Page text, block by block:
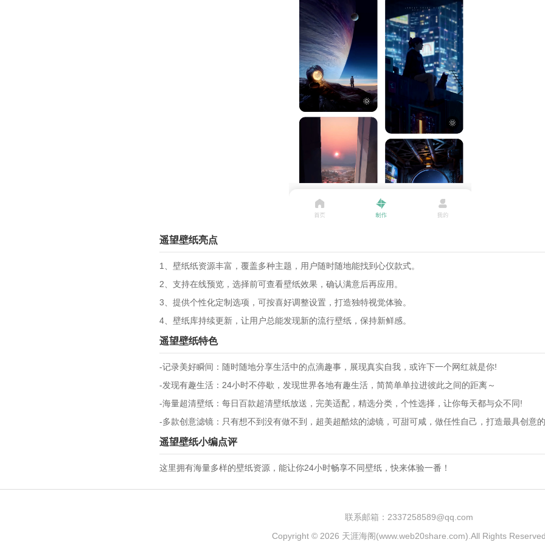
遥望壁纸亮点
1、壁纸纸资源丰富，覆盖多种主题，用户随时随地能找到心仪款式。
2、支持在线预览，选择前可查看壁纸效果，确认满意后再应用。
3、提供个性化定制选项，可按喜好调整设置，打造独特视觉体验。
4、壁纸库持续更新，让用户总能发现新的流行壁纸，保持新鲜感。
遥望壁纸特色
-记录美好瞬间：随时随地分享生活中的点滴趣事，展现真实自我，或许下一个网红就是你!
-发现有趣生活：24小时不停歇，发现世界各地有趣生活，简简单单拉进彼此之间的距离～
-海量超清壁纸：每日百款超清壁纸放送，完美适配，精选分类，个性选择，让你每天都与众不同!
-多款创意滤镜：只有想不到没有做不到，超美超酷炫的滤镜，可甜可咸，做任性自己，打造最具创意
遥望壁纸小编点评
这里拥有海量多样的壁纸资源，能让你24小时畅享不同壁纸，快来体验一番！
联系邮箱：2337258589@qq.com
Copyright © 2026 天涯海阁(www.web20share.com) .All Rights Reserved